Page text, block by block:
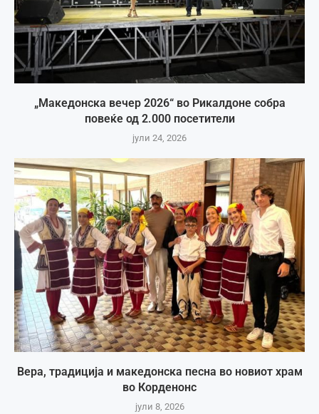
„Македонска вечер 2026“ во Рикалдоне собра
повеќе од 2.000 посетители
јули 24, 2026
Вера, традиција и македонска песна во новиот храм
во Корденонс
јули 8, 2026